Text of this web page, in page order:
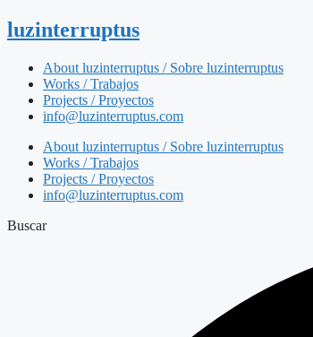
luzinterruptus
About luzinterruptus / Sobre luzinterruptus
Works / Trabajos
Projects / Proyectos
info@luzinterruptus.com
About luzinterruptus / Sobre luzinterruptus
Works / Trabajos
Projects / Proyectos
info@luzinterruptus.com
Buscar